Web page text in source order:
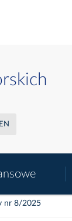
EN
nr 8/2025